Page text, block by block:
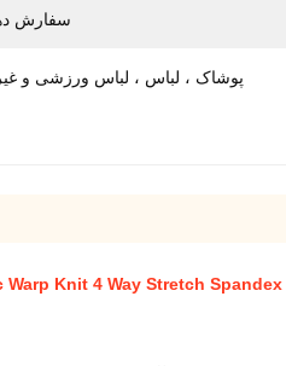
سفارش
پوشاک ، لباس ، لباس ورزشی و